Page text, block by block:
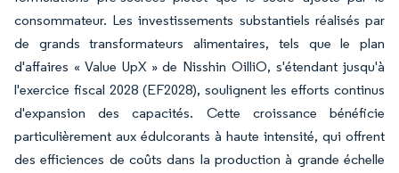
consommateur. Les investissements substantiels réalisés par
de grands transformateurs alimentaires, tels que le plan
d'affaires « Value UpX » de Nisshin OilliO, s'étendant jusqu'à
l'exercice fiscal 2028 (EF2028), soulignent les efforts continus
d'expansion des capacités. Cette croissance bénéficie
particulièrement aux édulcorants à haute intensité, qui offrent
des efficiences de coûts dans la production à grande échelle